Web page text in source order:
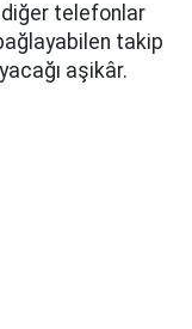
telefonlar
takip
aşikâr.